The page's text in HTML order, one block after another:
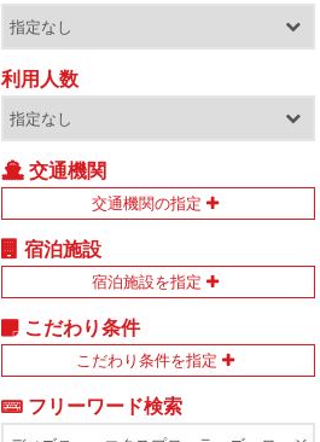
利用人数
交通機関
交通機関の指定
宿泊施設
宿泊施設を指定
こだわり条件
こだわり条件を指定
フリーワード検索